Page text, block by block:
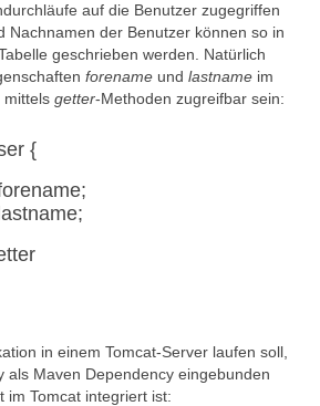
auf die Benutzer zugegriffen
Nachnamen der Benutzer können so in
geschrieben werden. Natürlich
forename und lastname im
mittels getter-Methoden zugreifbar sein:
{
in einem Tomcat-Server laufen soll,
als Maven Dependency eingebunden
im Tomcat integriert ist: